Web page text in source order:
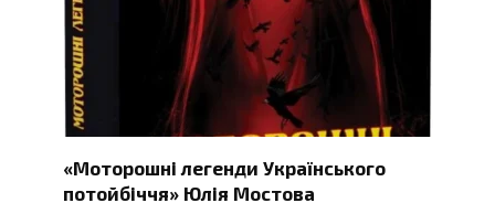
«Моторошні легенди Українського
потойбіччя» Юлія Мостова